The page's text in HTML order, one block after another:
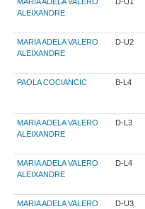
MARIA ADELA VALERO
ALEIXANDRE
D-U1
MARIA ADELA VALERO
ALEIXANDRE
D-U2
PAOLA COCIANCIC B-L4
MARIA ADELA VALERO
ALEIXANDRE
D-L3
MARIA ADELA VALERO
ALEIXANDRE
D-L4
MARIA ADELA VALERO
D-U3